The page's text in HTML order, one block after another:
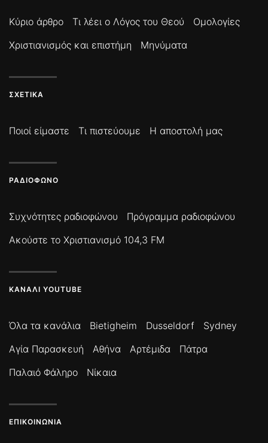
Κύριο άρθρο Τι λέει ο Λόγος του Θεού
Ομολογίες
Χριστιανισμός και επιστήμη
Μηνύματα
ΣΧΕΤΙΚΆ
Ποιοί είμαστε Τι πιστεύουμε Η αποστολή μας
ΡΑΔΙΌΦΩΝΟ
Συχνότητες ραδιοφώνου
Πρόγραμμα ραδιοφώνου
Ακούστε το Χριστιανισμό 104,3 FM
ΚΑΝΆΛΙ YOUTUBE
Όλα τα κανάλια Bietigheim Dusseldorf
Sydney
Αγία Παρασκευή
Αθήνα Αρτέμιδα
Πάτρα
Παλαιό Φάληρο
Νίκαια
ΕΠΙΚΟΙΝΩΝΊΑ